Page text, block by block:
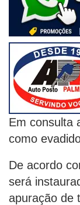
Em consulta
como
De acordo
será
apuração de